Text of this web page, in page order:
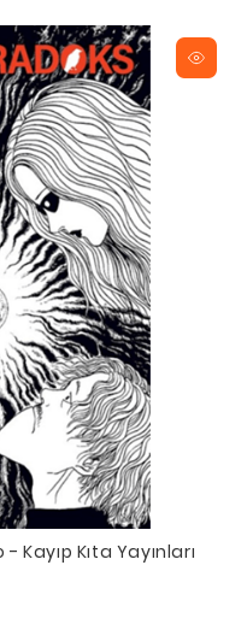
Kıta Yayınları